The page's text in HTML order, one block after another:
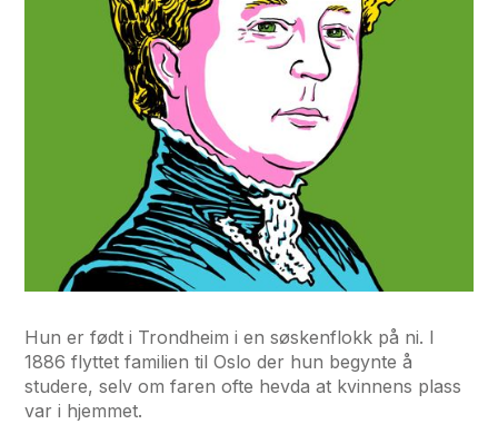
Norges første kvinnelige
professor
Som Norges første kvinnelige professor var Kristine
Bonnevie en av de virkelige pionérene. Hun var også
første norske kvinne med doktorgrad i realfag
(zoologi). I tillegg var hun aktiv som
kvinnesakskvinne og politiker for Frisinnede Venstre
i Oslo bystyre. I 1911 ble hun første kvinnelige
medlem av Det Norske Videnskabs-Akademi.
Hun er født i Trondheim i en søskenflokk på ni. I
1886 flyttet familien til Oslo der hun begynte å
studere, selv om faren ofte hevda at kvinnens plass
var i hjemmet.